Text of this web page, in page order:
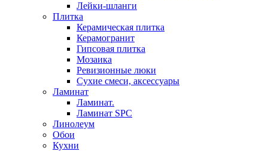
Лейки-шланги
Плитка
Керамическая плитка
Керамогранит
Гипсовая плитка
Мозаика
Ревизионные люки
Сухие смеси, аксессуары
Ламинат
Ламинат.
Ламинат SPC
Линолеум
Обои
Кухни